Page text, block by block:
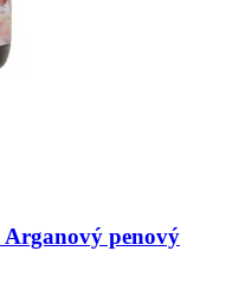
Arganový penový